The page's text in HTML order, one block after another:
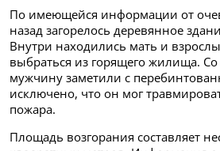
По имеющейся информации от
назад загорелось деревянное
Внутри находились мать и
выбраться из горящего жилища. Со
мужчину заметили с
исключено, что он мог
пожара.
Площадь возгорания составляет